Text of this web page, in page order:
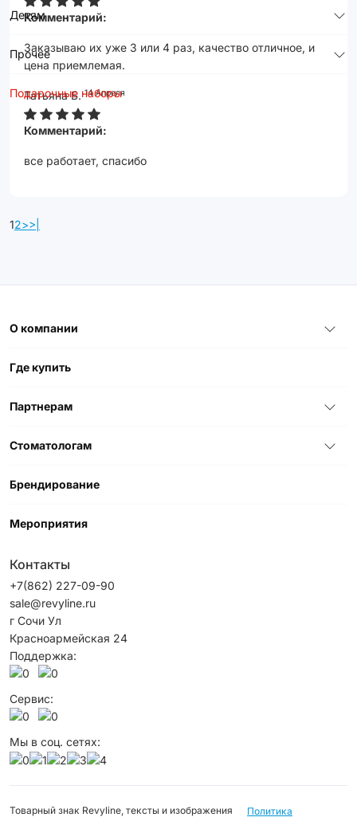
Детям
Прочее
Подарочные наборы
Комментарий:
Заказываю их уже 3 или 4 раз, качество отличное, и
цена приемлемая.
Татьяна Б. 14 Апреля
Комментарий:
все работает, спасибо
12>>|
О компании
Где купить
Партнерам
Стоматологам
Брендирование
Мероприятия
Контакты
+7(862) 227-09-90
sale@revyline.ru
г Сочи Ул
Красноармейская 24
Поддержка:
Сервис:
Мы в соц. сетях:
Товарный знак Revyline, тексты и изображения
Политика